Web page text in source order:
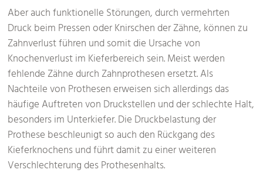
Aber auch funktionelle Störungen, durch vermehrten
Druck beim Pressen oder Knirschen der Zähne, können zu
Zahnverlust führen und somit die Ursache von
Knochenverlust im Kieferbereich sein. Meist werden
fehlende Zähne durch Zahnprothesen ersetzt. Als
Nachteile von Prothesen erweisen sich allerdings das
häufige Auftreten von Druckstellen und der schlechte Halt,
besonders im Unterkiefer. Die Druckbelastung der
Prothese beschleunigt so auch den Rückgang des
Kieferknochens und führt damit zu einer weiteren
Verschlechterung des Prothesenhalts.